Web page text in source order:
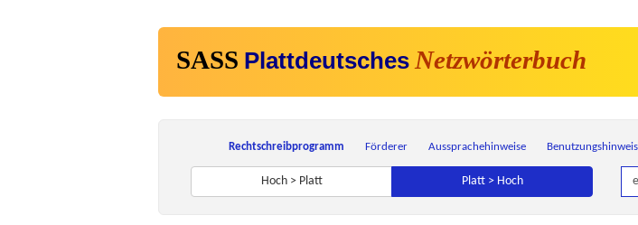
SASS Plattdeutsches Netzwörterbuch
Rechtschreibprogramm Förderer Aussprachehinweise
Hoch > Platt Platt > Hoch